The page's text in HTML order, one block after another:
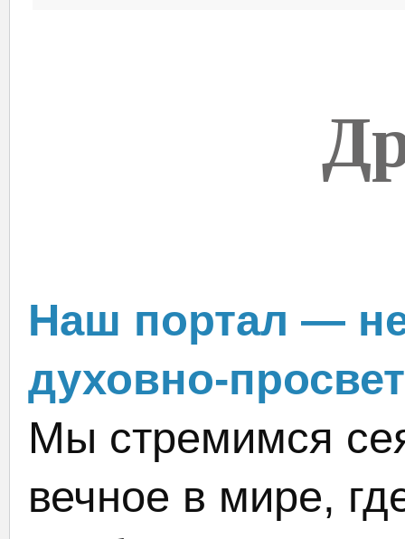
Наш портал —
духовно-
Мы стремимся
вечное в мире,